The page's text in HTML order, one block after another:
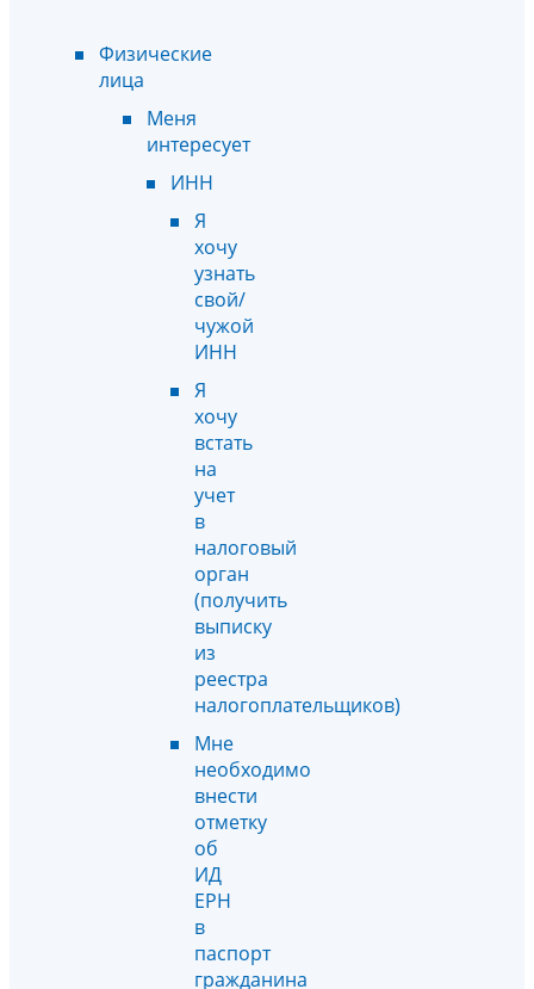
Физические
лица
Меня
интересует
ИНН
Я
хочу
узнать
свой/
чужой
ИНН
Я
хочу
встать
на
учет
в
налоговый
орган
(получить
выписку
из
реестра
налогоплательщиков)
Мне
необходимо
внести
отметку
об
ИД
ЕРН
в
паспорт
гражданина